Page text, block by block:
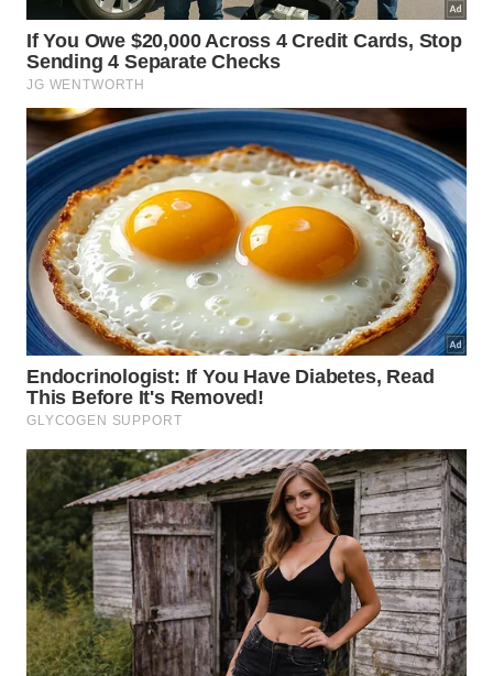
matinal é realmente necessário?
O tempo mínimo de15 minutos de alongamento ao
acordarestá ligado ao comportamento dos
músculos e dos tecidos conjuntivos, que precisam
de repetições e permanência em cada postura para
ganhar flexibilidade com segurança. Em geral, cada
alongamento estático deve ser mantido por cerca
de15 a 30 segundos, o que permite que o corpo
reduza a tensão inicial sem risco exagerado.
Integrar esses minutos de permanência na sua rotina
matinal fica muito mais simples com uma condução